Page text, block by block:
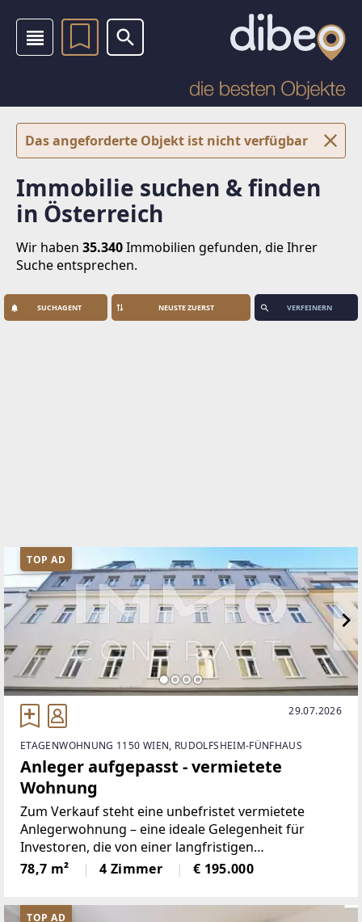
Das angeforderte Objekt ist nicht verfügbar
Immobilie suchen & finden
in Österreich
Wir haben 35.340Immobilien gefunden, die Ihrer
Suche entsprechen.
SUCHAGENT VERFEINERN
TOP AD
29.07.2026
ETAGENWOHNUNG 1150 WIEN, RUDOLFSHEIM-FÜNFHAUS
Anleger aufgepasst - vermietete
Wohnung
Zum Verkauf steht eine unbefristet vermietete
Anlegerwohnung – eine ideale Gelegenheit für
Investoren, die von einer langfristigen
Wertsteigerung profitieren möchten.Highlights der
Immobilie:✔ Unbefristet vermietet – sichere
Einnahmen ohne
78,7 m² 4 Zimmer € 195.000
TOP AD